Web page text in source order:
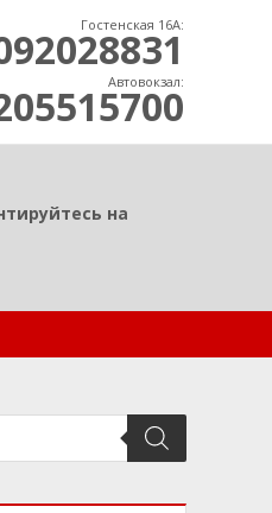
Гостенская 16А:
Автовокзал:
на